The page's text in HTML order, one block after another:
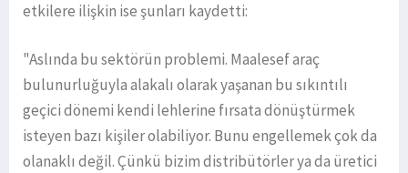
etkilere ilişkin ise şunları kaydetti:
"Aslında bu sektörün problemi. Maalesef araç
bulunurluğuyla alakalı olarak yaşanan bu sıkıntılı
geçici dönemi kendi lehlerine fırsata dönüştürmek
isteyen bazı kişiler olabiliyor. Bunu engellemek çok da
olanaklı değil. Çünkü bizim distribütörler ya da üretici